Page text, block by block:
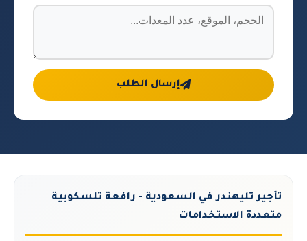
إرسال الطلب
تأجير تليهندر في السعودية - رافعة تلسكوبية
متعددة الاستخدامات